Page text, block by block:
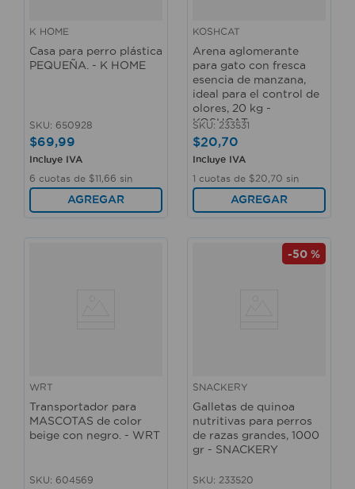
K HOME
Casa para perro plástica
PEQUEÑA. - K HOME
SKU: 650928
$69,99
Incluye IVA
6 cuotas de $11 66 sin
interés
AGREGAR
KOSHCAT
Arena aglomerante
para gato con fresca
esencia de manzana,
ideal para el control de
olores, 20 kg -
KOSHCAT
SKU: 233531
$20,70
Incluye IVA
1 cuotas de $20 70 sin
interés
AGREGAR
WRT
Transportador para
MASCOTAS de color
beige con negro. - WRT
SKU: 604569
-50 %
SNACKERY
Galletas de quinoa
nutritivas para perros
de razas grandes, 1000
gr - SNACKERY
SKU: 233520